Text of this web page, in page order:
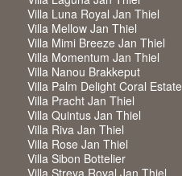
Villa Luna Royal Jan Thiel
Villa Mellow Jan Thiel
Villa Mimi Breeze Jan Thiel
Villa Momentum Jan Thiel
Villa Nanou Brakkeput
Villa Palm Delight Coral Estate
Villa Pracht Jan Thiel
Villa Quintus Jan Thiel
Villa Riva Jan Thiel
Villa Rose Jan Thiel
Villa Sibon Bottelier
Villa Streya Royal Jan Thiel